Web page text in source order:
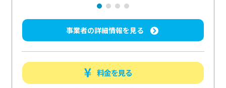
事業者の詳細情報を見る
料金を見る